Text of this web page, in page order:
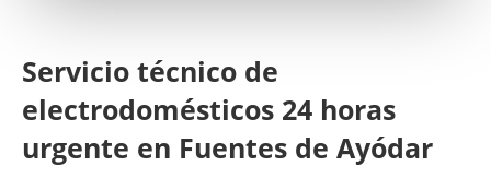
Servicio técnico de
electrodomésticos 24 horas
urgente en Fuentes de Ayódar